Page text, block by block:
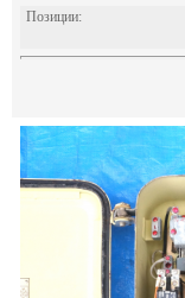
Позиции: